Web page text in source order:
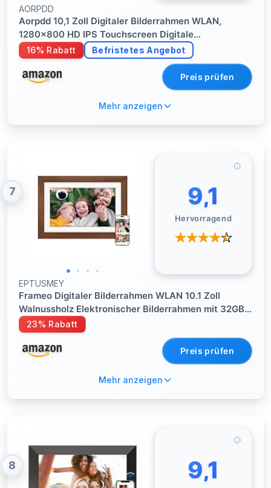
AORPDD
Aorpdd 10,1 Zoll Digitaler Bilderrahmen WLAN,
1280x800 HD IPS Touchscreen Digitale
Bilderrahmen, Automatische Rotation, 32GB
Speicher, Teilen Sie Fotos sofort von überall,
Schwarz & Weiß,Frameo App
16% Rabatt Befristetes Angebot
Preis prüfen
Mehr anzeigen
7 9,1
Hervorragend
EPTUSMEY
Frameo Digitaler Bilderrahmen WLAN 10.1 Zoll
Walnussholz Elektronischer Bilderrahmen mit 32GB,
1280 * 800 HD IPS Touchscreen, Fotos/Videos
Teilen über Frameo APP, Geschenk für Männer und
Frauen
23% Rabatt
Preis prüfen
Mehr anzeigen
8 9,1